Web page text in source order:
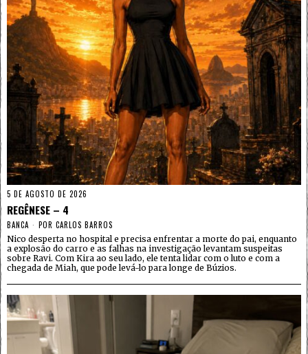
5 DE AGOSTO DE 2026
REGÊNESE – 4
BANCA POR CARLOS BARROS
Nico desperta no hospital e precisa enfrentar a morte do pai, enquanto
a explosão do carro e as falhas na investigação levantam suspeitas
sobre Ravi. Com Kira ao seu lado, ele tenta lidar com o luto e com a
chegada de Miah, que pode levá-lo para longe de Búzios.